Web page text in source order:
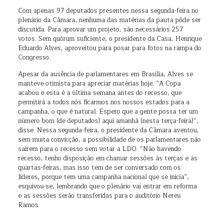
Com apenas 97 deputados presentes nessa segunda-feira no
plenário da Câmara, nenhuma das matérias da pauta pôde ser
discutida. Para aprovar um projeto, são necessários 257
votos. Sem quórum suficiente, o presidente da Casa, Henrique
Eduardo Alves, aproveitou para posar para fotos na rampa do
Congresso.
Apesar da ausência de parlamentares em Brasília, Alves se
manteve otimista para apreciar matérias hoje. “A Copa
acabou e esta é a última semana antes do recesso, que
permitirá a todos nós ficarmos nos nossos estados para a
campanha, o que é natural. Espero que a gente possa ter um
número bom (de deputados) aqui amanhã (nesta terça-feira)”,
disse. Nessa segunda-feira, o presidente da Câmara aventou,
sem muita convicção, a possibilidade de os parlamentares não
saírem para o recesso sem votar a LDO. “Não havendo
recesso, tenho disposição em chamar sessões às terças e às
quartas-feiras, mas isso tem de ser conversado com os
líderes, porque tem uma campanha nacional que se inicia”,
esquivou-se, lembrando que o plenário vai entrar em reforma
e as sessões serão transferidas para o auditório Nereu
Ramos.